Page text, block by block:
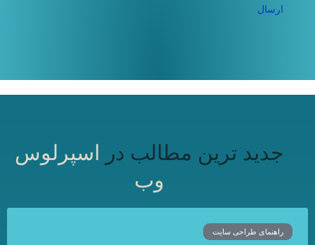
جدید ترین مطالب در
اسپرلوس
وب
راهنمای طراحی سایت